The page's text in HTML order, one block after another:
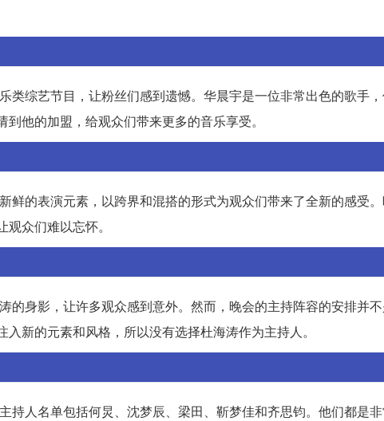
类综艺节目，让粉丝们感到遗憾。华晨宇是一位非常出色的歌手
他的加盟，给观众们带来更多的音乐享受。
鲜的表演元素，以跨界和混搭的形式为观众们带来了全新的感受
众们难以忘怀。
的身影，让许多观众感到意外。然而，晚会的主持阵容的安排并
新的元素和风格，所以没有选择杜海涛作为主持人。
持人名单包括何炅、沈梦辰、梁田、靳梦佳和齐思钧。他们都是